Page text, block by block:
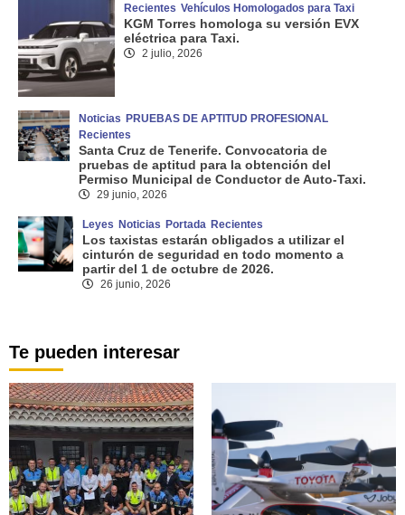
Recientes Vehículos Homologados para Taxi
KGM Torres homologa su versión EVX
eléctrica para Taxi.
2 julio, 2026
Noticias PRUEBAS DE APTITUD PROFESIONAL
Recientes
Santa Cruz de Tenerife. Convocatoria de
pruebas de aptitud para la obtención del
Permiso Municipal de Conductor de Auto-Taxi.
29 junio, 2026
Leyes Noticias Portada Recientes
Los taxistas estarán obligados a utilizar el
cinturón de seguridad en todo momento a
partir del 1 de octubre de 2026.
26 junio, 2026
Te pueden interesar